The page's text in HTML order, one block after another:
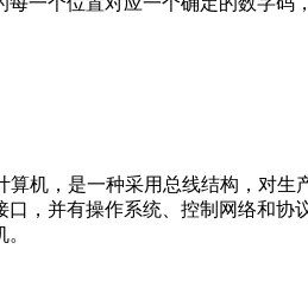
算机，是一种采用总线结构，
，并有操作系统、控制网络和